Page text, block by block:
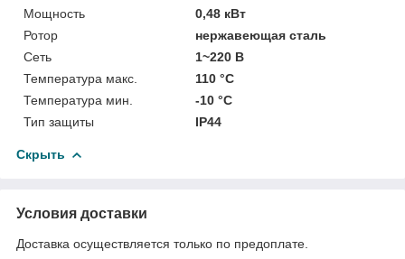
Мощность
0,48 кВт
Ротор
нержавеющая сталь
Сеть
1~220 В
Температура макс.
110 °С
Температура мин.
-10 °С
Тип защиты
IP44
Скрыть
Условия доставки
Доставка осуществляется только по предоплате.